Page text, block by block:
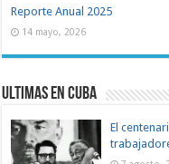
Reporte Anual 2025
14 mayo, 2026
Ultimas en Cuba
El